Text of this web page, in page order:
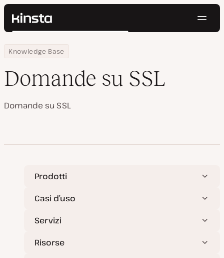
Kinsta®
Soluzioni
Risorse
Cerca
Home
Centro Risorse
Knowledge Base
Domande su SSL
Domande su SSL
Domande su SSL
Prodotti
Casi d’uso
Servizi
Risorse